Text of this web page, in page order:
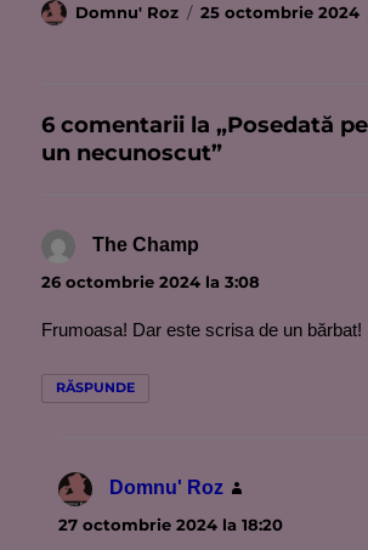
Autor
Domnu' Roz
Publicat
25 octombrie 2024
6 comentarii la „Posedată
un necunoscut”
The Champ
26 octombrie 2024 la 3:08
Frumoasa! Dar este scrisa de un bărbat!
RĂSPUNDE
Domnu' Roz
27 octombrie 2024 la 18:20